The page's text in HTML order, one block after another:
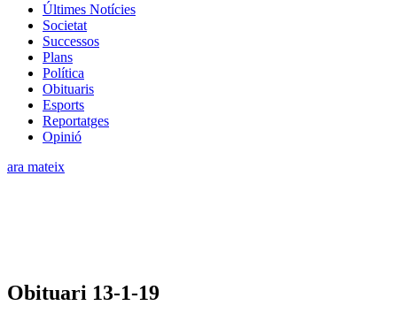
Últimes Notícies
Societat
Successos
Plans
Política
Obituaris
Esports
Reportatges
Opinió
ara mateix
Obituari 13-1-19